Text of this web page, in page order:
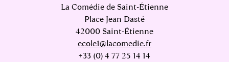
La Comédie de Saint-Étienne
Place Jean Dasté
42000 Saint-Étienne
ecole1@lacomedie.fr
+33 (0) 4 77 25 14 14